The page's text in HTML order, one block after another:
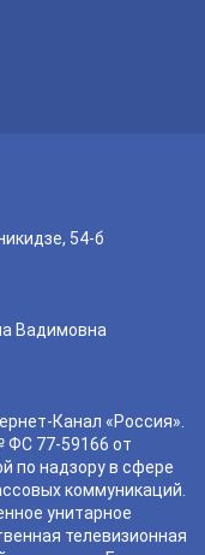
54-б
Вадимовна
Канал «Россия».
ФС 77-59166 от
по надзору в сфере
коммуникаций.
унитарное
телевизионная